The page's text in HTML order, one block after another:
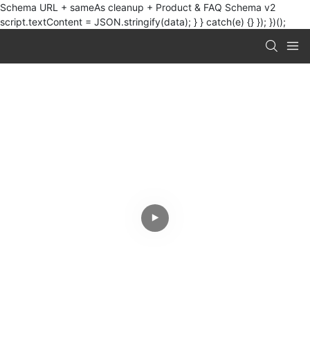
Schema URL + sameAs cleanup + Product & FAQ Schema v2
script.textContent = JSON.stringify(data); } } catch(e) {} }); })();